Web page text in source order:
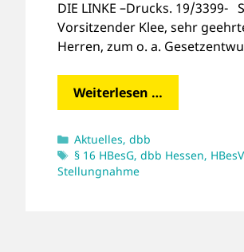
DIE LINKE –Drucks. 19/3399-
Vorsitzender Klee, sehr
Herren, zum o. a.
Weiterlesen …
Kategorien
Aktuelles,dbb
Schlagwörter
§ 16 HBesG,dbb Hessen,
Stellungnahme